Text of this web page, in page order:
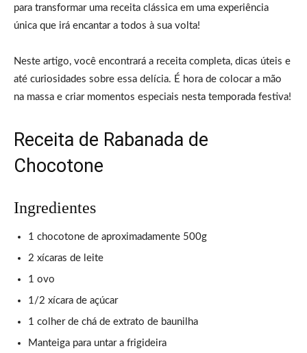
para transformar uma receita clássica em uma experiência
única que irá encantar a todos à sua volta!
Neste artigo, você encontrará a receita completa, dicas úteis e
até curiosidades sobre essa delícia. É hora de colocar a mão
na massa e criar momentos especiais nesta temporada festiva!
Receita de Rabanada de
Chocotone
Ingredientes
1 chocotone de aproximadamente 500g
2 xícaras de leite
1 ovo
1/2 xícara de açúcar
1 colher de chá de extrato de baunilha
Manteiga para untar a frigideira